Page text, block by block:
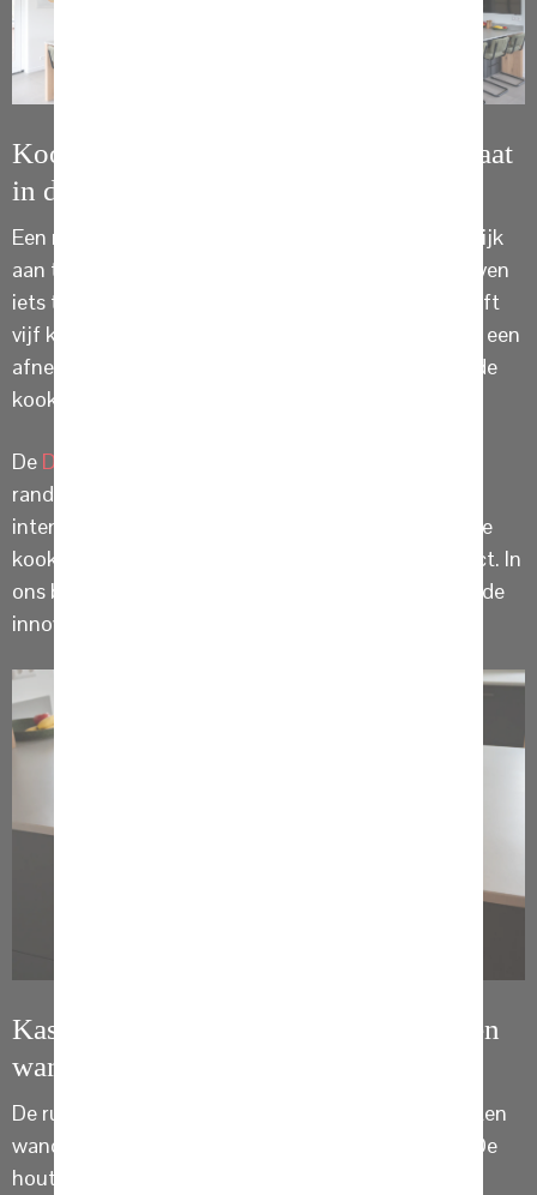
Kookeiland met NEFF inductiekookplaat
in de woonkeuken
Een riant kookeiland met de mogelijkheid om heerlijk
aan te schuiven tijdens het koken of gewoon om even
iets te drinken. De inductiekookplaat van NEFF heeft
vijf kookzones en één flexzone. Met de twistPad®, een
afneembare, rood bedieningsknop is het mogelijk de
kookplaat te bedienen.
De Downdraft van NEFF
randverlichting heeft drie standen en twee
intensiefstanden en zorgt voor het afvoeren van alle
kookluchtjes. Alles te verbinden met Home Connect. In
ons blog vertellen we daar alles over, lees mee over de
innovatieve NEFF Downdraft.
Kastenwand met NEFF ovens en houten
wandschappen
De ruime kastenwand oogt niet groot door de houten
wandschappen die in het midden zijn ontworpen. De
houten wandschappen kunnen decoratief gebruikt